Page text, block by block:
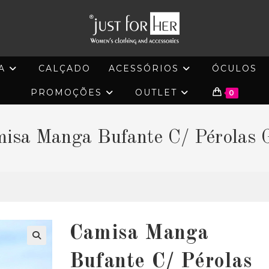
CALÇADO ACESSÓRIOS ÓCULOS
PROMOÇÕES OUTLET 0
Manga Bufante C/ Pérolas
Camisa Manga
Bufante C/ Pérolas